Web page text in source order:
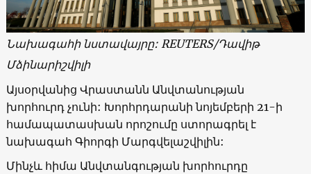
Նախագահի նստավայրը:REUTERS/Դավիթ
Մձինարիշվիլի
Այսօրվանից Վրաստանն Անվտանության
խորհուրդ չունի: Խորհրդարանի նոյեմբերի 21-ի
համապատասխան որոշումը ստորագրել է
նախագահ Գիորգի Մարգվելաշվիլին:
Մինչև հիմա Անվտանգության խորհուրդը